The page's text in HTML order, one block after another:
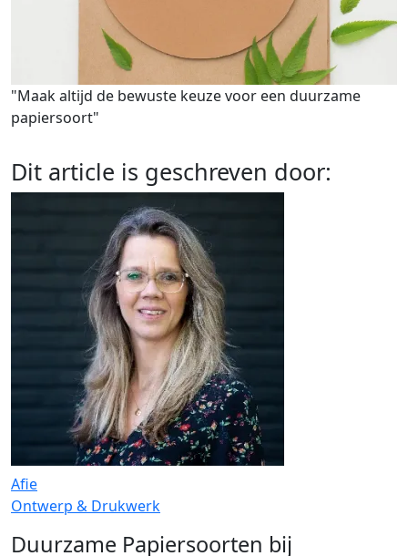
"Maak altijd de bewuste keuze voor een duurzame
papiersoort"
Dit article is geschreven door:
Afie
Ontwerp & Drukwerk
Duurzame Papiersoorten bij